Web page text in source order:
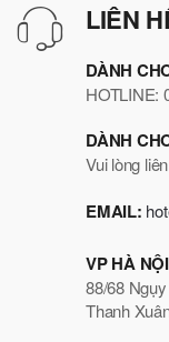
LIÊN
DÀNH
HOTLINE:
DÀNH
Vui lòng
EMAIL:
VP HÀ
88/68
Thanh